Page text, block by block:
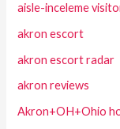
aisle-inceleme
akron escort
akron escort radar
akron reviews
Akron+OH+Ohio